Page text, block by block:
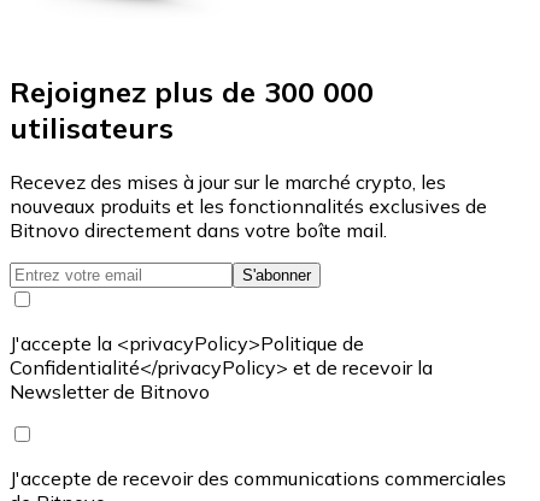
Rejoignez plus de 300 000
utilisateurs
Recevez des mises à jour sur le marché crypto, les
nouveaux produits et les fonctionnalités exclusives de
Bitnovo directement dans votre boîte mail.
S'abonner
J'accepte la <privacyPolicy>Politique de
Confidentialité</privacyPolicy> et de recevoir la
Newsletter de Bitnovo
J'accepte de recevoir des communications commerciales